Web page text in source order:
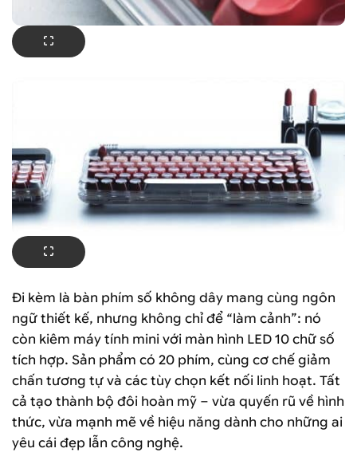
Đi kèm là bàn phím số không dây mang cùng ngôn
ngữ thiết kế, nhưng không chỉ để “làm cảnh”: nó
còn kiêm máy tính mini với màn hình LED 10 chữ số
tích hợp. Sản phẩm có 20 phím, cùng cơ chế giảm
chấn tương tự và các tùy chọn kết nối linh hoạt. Tất
cả tạo thành bộ đôi hoàn mỹ – vừa quyến rũ về hình
thức, vừa mạnh mẽ về hiệu năng dành cho những ai
yêu cái đẹp lẫn công nghệ.